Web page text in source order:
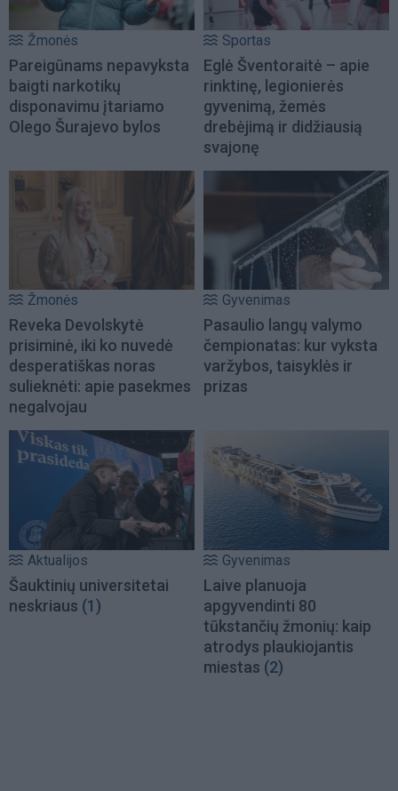
Žmonės
Pareigūnams nepavyksta
baigti narkotikų
disponavimu įtariamo
Olego Šurajevo bylos
Sportas
Eglė Šventoraitė – apie
rinktinę, legionierės
gyvenimą, žemės
drebėjimą ir didžiausią
svajonę
Žmonės
Reveka Devolskytė
prisiminė, iki ko nuvedė
desperatiškas noras
sulieknėti: apie pasekmes
negalvojau
Gyvenimas
Pasaulio langų valymo
čempionatas: kur vyksta
varžybos, taisyklės ir
prizas
Aktualijos
Šauktinių universitetai
neskriaus (1)
Gyvenimas
Laive planuoja
apgyvendinti 80
tūkstančių žmonių: kaip
atrodys plaukiojantis
miestas (2)